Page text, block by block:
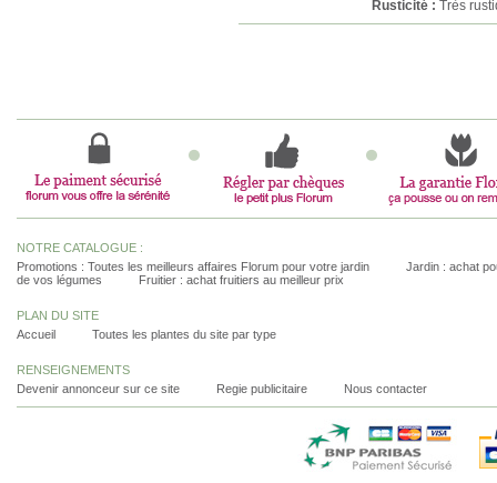
Rusticité : Très
NOTRE CATALOGUE :
Promotions : Toutes les meilleurs affaires Florum pour votre jardin
Jardin : achat
de vos légumes
Fruitier : achat fruitiers au meilleur prix
PLAN DU SITE
Accueil
Toutes les plantes du site par type
RENSEIGNEMENTS
Devenir annonceur sur ce site
Regie publicitaire Nous contacter